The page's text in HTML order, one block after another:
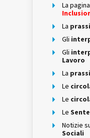
La
La prassi
Gli
Gli
Lavoro
La prassi
Le
Le
Le
Notizie
Sociali